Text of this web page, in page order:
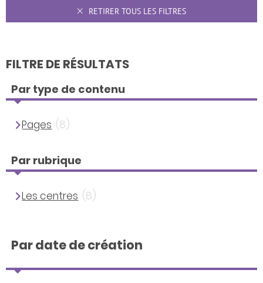
RETIRER TOUS LES FILTRES
FILTRE DE RÉSULTATS
Par type de contenu
Pages (8)
Par rubrique
Les centres (8)
Par date de création